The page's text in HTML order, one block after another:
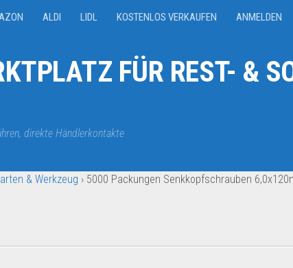
ALDI LIDL KOSTENLOS VERKAUFEN ANMELDEN
FÜR REST- &
direkte Händlerkontakte
& Werkzeug › 5000 Packungen Senkkopfschrauben